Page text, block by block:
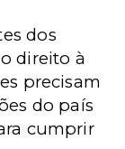
dos
direito à
precisam
do país
cumprir